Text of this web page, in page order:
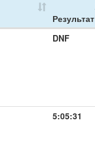
Результат
DNF
5:05:31